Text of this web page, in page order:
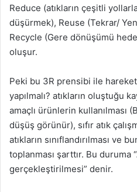
Reduce (atıkların çeşitli
düşürmek), Reuse (Tekrar/
Recycle (Gere dönüşümü
oluşur.
Peki bu 3R prensibi ile
yapılmalı? atıkların oluştuğu
amaçlı ürünlerin kullanılması
düşüş görünür), sıfır atık
atıkların sınıflandırılması ve
toplanması şarttır. Bu duruma
gerçekleştirilmesi” denir.